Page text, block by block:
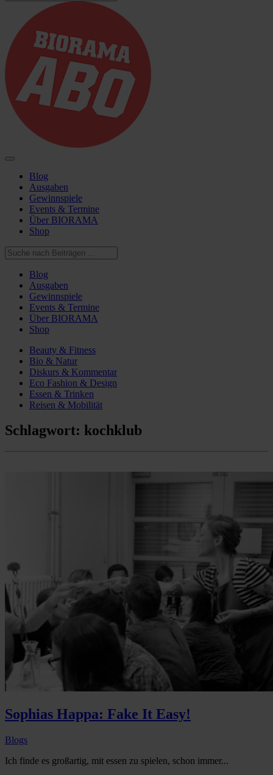
Blog
Ausgaben
Gewinnspiele
Events & Termine
Über BIORAMA
Shop
Blog
Ausgaben
Gewinnspiele
Events & Termine
Über BIORAMA
Shop
Beauty & Fitness
Bio & Natur
Diskurs & Kommentar
Eco Fashion & Design
Essen & Trinken
Reisen & Mobilität
Schlagwort: kochklub
Sophias Happa: Fake It Easy!
Blogs
Ich finde es großartig, mit essen zu spielen, schon immer...